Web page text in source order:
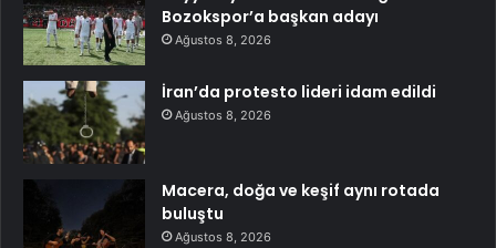
Bozokspor’a başkan adayı
Ağustos 8, 2026
İran’da protesto lideri idam edildi
Ağustos 8, 2026
Macera, doğa ve keşif aynı rotada
buluştu
Ağustos 8, 2026